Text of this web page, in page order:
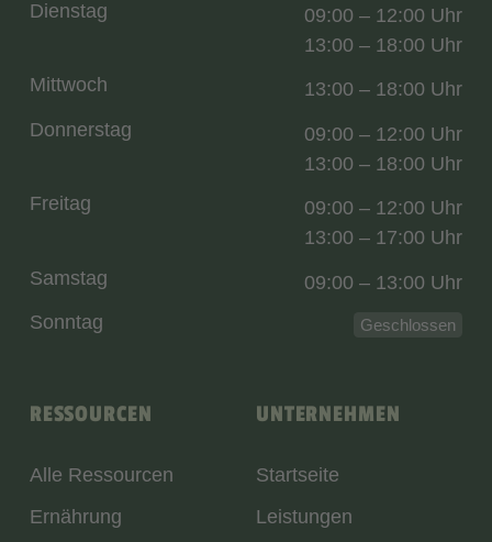
RESSOURCEN
Alle Ressourcen
Ernährung
UNTERNEHMEN
Startseite
Leistungen
Dienstag
09:00 – 12:00 Uhr
13:00 – 18:00 Uhr
Mittwoch
13:00 – 18:00 Uhr
Donnerstag
09:00 – 12:00 Uhr
13:00 – 18:00 Uhr
Freitag
09:00 – 12:00 Uhr
13:00 – 17:00 Uhr
Samstag
09:00 – 13:00 Uhr
Sonntag
Geschlossen